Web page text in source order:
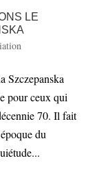
LE
Szczepanska
pour ceux qui
70. Il fait
du